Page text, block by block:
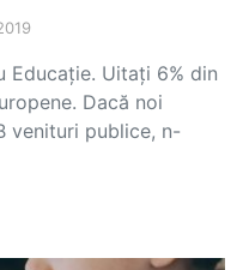
Educaţie. Uitaţi 6% din
Dacă noi
venituri publice, n-